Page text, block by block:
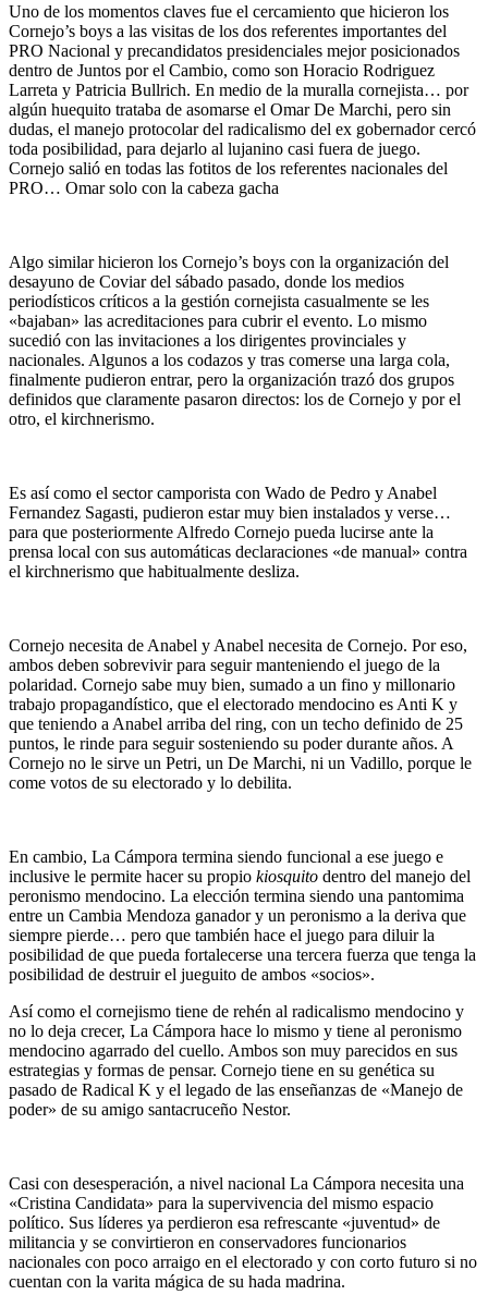
Uno de los momentos claves fue el cercamiento que hicieron los
Cornejo’s boys a las visitas de los dos referentes importantes del
PRO Nacional y precandidatos presidenciales mejor posicionados
dentro de Juntos por el Cambio, como son Horacio Rodriguez
Larreta y Patricia Bullrich. En medio de la muralla cornejista… por
algún huequito trataba de asomarse el Omar De Marchi, pero sin
dudas, el manejo protocolar del radicalismo del ex gobernador cercó
toda posibilidad, para dejarlo al lujanino casi fuera de juego.
Cornejo salió en todas las fotitos de los referentes nacionales del
PRO… Omar solo con la cabeza gacha
Algo similar hicieron los Cornejo’s boys con la organización del
desayuno de Coviar del sábado pasado, donde los medios
periodísticos críticos a la gestión cornejista casualmente se les
«bajaban» las acreditaciones para cubrir el evento. Lo mismo
sucedió con las invitaciones a los dirigentes provinciales y
nacionales. Algunos a los codazos y tras comerse una larga cola,
finalmente pudieron entrar, pero la organización trazó dos grupos
definidos que claramente pasaron directos: los de Cornejo y por el
otro, el kirchnerismo.
Es así como el sector camporista con Wado de Pedro y Anabel
Fernandez Sagasti, pudieron estar muy bien instalados y verse…
para que posteriormente Alfredo Cornejo pueda lucirse ante la
prensa local con sus automáticas declaraciones «de manual» contra
el kirchnerismo que habitualmente desliza.
Cornejo necesita de Anabel y Anabel necesita de Cornejo. Por eso,
ambos deben sobrevivir para seguir manteniendo el juego de la
polaridad. Cornejo sabe muy bien, sumado a un fino y millonario
trabajo propagandístico, que el electorado mendocino es Anti K y
que teniendo a Anabel arriba del ring, con un techo definido de 25
puntos, le rinde para seguir sosteniendo su poder durante años. A
Cornejo no le sirve un Petri, un De Marchi, ni un Vadillo, porque le
come votos de su electorado y lo debilita.
En cambio, La Cámpora termina siendo funcional a ese juego e
inclusive le permite hacer su propio kiosquito dentro del manejo del
peronismo mendocino. La elección termina siendo una pantomima
entre un Cambia Mendoza ganador y un peronismo a la deriva que
siempre pierde… pero que también hace el juego para diluir la
posibilidad de que pueda fortalecerse una tercera fuerza que tenga la
posibilidad de destruir el jueguito de ambos «socios».
Así como el cornejismo tiene de rehén al radicalismo mendocino y
no lo deja crecer, La Cámpora hace lo mismo y tiene al peronismo
mendocino agarrado del cuello. Ambos son muy parecidos en sus
estrategias y formas de pensar. Cornejo tiene en su genética su
pasado de Radical K y el legado de las enseñanzas de «Manejo de
poder» de su amigo santacruceño Nestor.
Casi con desesperación, a nivel nacional La Cámpora necesita una
«Cristina Candidata» para la supervivencia del mismo espacio
político. Sus líderes ya perdieron esa refrescante «juventud» de
militancia y se convirtieron en conservadores funcionarios
nacionales con poco arraigo en el electorado y con corto futuro si no
cuentan con la varita mágica de su hada madrina.